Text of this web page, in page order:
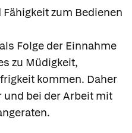
zum Bedienen
Folge der Einnahme
zu Müdigkeit,
kommen. Daher
bei der Arbeit mit